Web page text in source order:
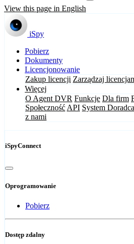
View this page in English
iSpy
Pobierz
Dokumenty
Licencjonowanie
Zakup licencji Zarządzaj
Więcej
O Agent DVR Funkcje Dla firm
Społeczność API System Doradca
z nami
iSpyConnect
Oprogramowanie
Pobierz
Dostęp zdalny